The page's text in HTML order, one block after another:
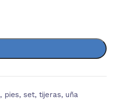
, pies, set, tijeras, uña